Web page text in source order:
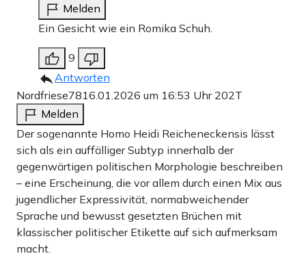
Melden
Ein Gesicht wie ein Romika Schuh.
9
Antworten
Nordfriese7816.01.2026 um 16:53 Uhr 202T
Melden
Der sogenannte Homo Heidi Reicheneckensis lässt
sich als ein auffälliger Subtyp innerhalb der
gegenwärtigen politischen Morphologie beschreiben
– eine Erscheinung, die vor allem durch einen Mix aus
jugendlicher Expressivität, normabweichender
Sprache und bewusst gesetzten Brüchen mit
klassischer politischer Etikette auf sich aufmerksam
macht.